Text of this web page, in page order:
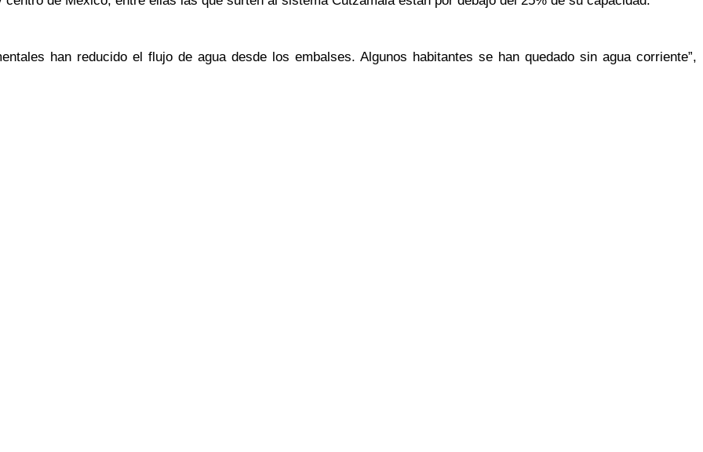
han reducido el flujo de agua desde los embalses. Algunos habitantes se han quedado sin agua corriente”,